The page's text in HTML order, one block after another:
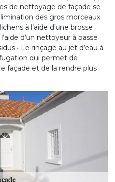
de nettoyage de façade se
des gros morceaux
à l’aide d’une brosse
d’un nettoyeur à basse
• Le rinçage au jet d’eau à
qui permet de
façade et de la rendre plus